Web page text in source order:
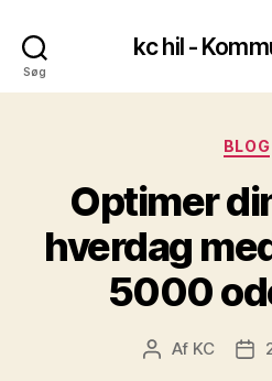
Søg
kc hil -
BLOG
Optimer
hverdag
5000
Af KC